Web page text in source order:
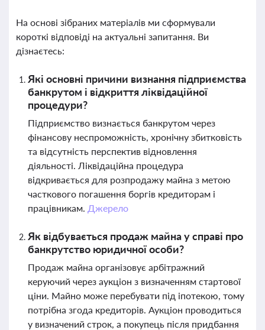
На основі зібраних матеріалів ми сформували
короткі відповіді на актуальні запитання. Ви
дізнаєтесь:
Які основні причини визнання підприємства
банкрутом і відкриття ліквідаційної
процедури?
Підприємство визнається банкрутом через
фінансову неспроможність, хронічну збитковість
та відсутність перспектив відновлення
діяльності. Ліквідаційна процедура
відкривається для розпродажу майна з метою
часткового погашення боргів кредиторам і
працівникам. Джерело
Як відбувається продаж майна у справі про
банкрутство юридичної особи?
Продаж майна організовує арбітражний
керуючий через аукціон з визначенням стартової
ціни. Майно може перебувати під іпотекою, тому
потрібна згода кредиторів. Аукціон проводиться
у визначений строк, а покупець після придбання